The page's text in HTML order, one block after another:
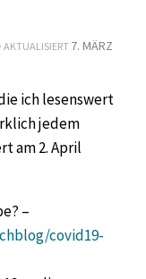
· AKTUALISIERT 7. MÄRZ
ich lesenswert
jedem
am 2. April
–
covid19-